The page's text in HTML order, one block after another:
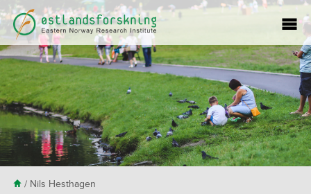
H/ Nils Hesthagen